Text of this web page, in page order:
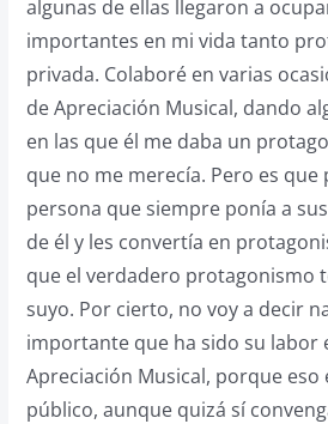
algunas de ellas llegaron a
importantes en mi vida tanto
privada. Colaboré en varias
de Apreciación Musical, dando
en las que él me daba un
que no me merecía. Pero es que
persona que siempre ponía a
de él y les convertía en
que el verdadero protagonismo
suyo. Por cierto, no voy a decir
importante que ha sido su labor
Apreciación Musical, porque eso
público, aunque quizá sí